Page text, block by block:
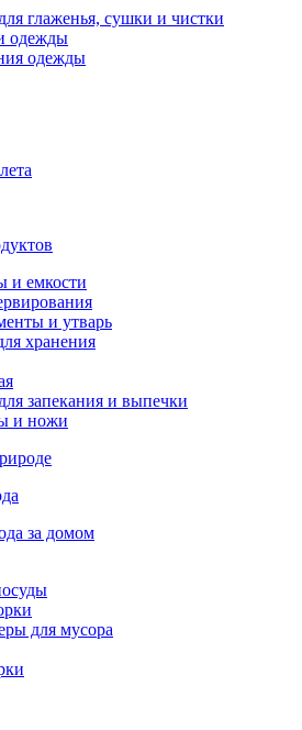
глаженья, сушки и чистки
одежды
одежды
и емкости
и утварь
хранения
запекания и выпечки
и ножи
за домом
для мусора